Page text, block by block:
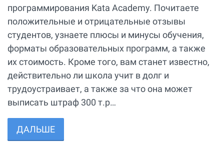
программирования Kata Academy. Почитаете
положительные и отрицательные отзывы
студентов, узнаете плюсы и минусы обучения,
форматы образовательных программ, а также
их стоимость. Кроме того, вам станет известно,
действительно ли школа учит в долг и
трудоустраивает, а также за что она может
выписать штраф 300 т.р…
ДАЛЬШЕ